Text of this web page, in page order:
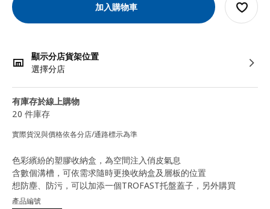
加入購物車
顯示分店貨架位置
選擇分店
有庫存於線上購物
20 件庫存
實際貨況與價格依各分店/通路標示為準
色彩繽紛的塑膠收納盒，為空間注入俏皮氣息
含數個溝槽，可依需求隨時更換收納盒及層板的位置
想防塵、防污，可以加添一個TROFAST托盤蓋子，另外購買
產品編號